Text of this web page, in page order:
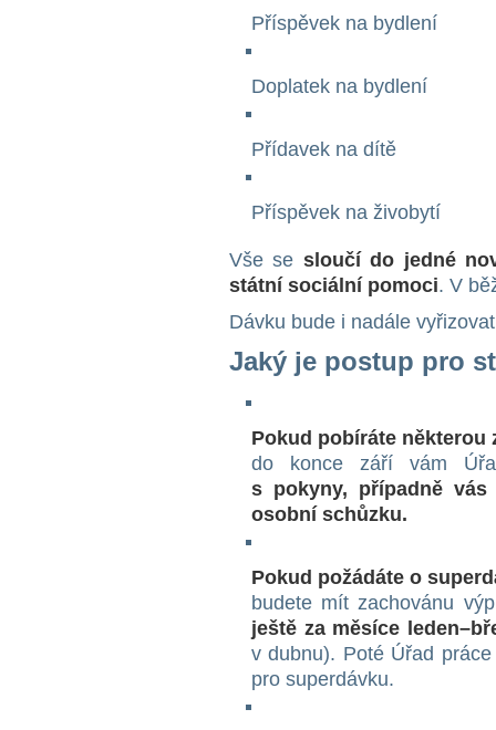
Příspěvek na bydlení
Doplatek na bydlení
Přídavek na dítě
Příspěvek na živobytí
Vše se sloučí do jedné
státní sociální pomoci. V
Dávku bude i nadále
Jaký je postup pro
Pokud pobíráte některou
do konce září vám
s pokyny, případně
osobní schůzku.
Pokud požádáte o
budete mít zachovánu
ještě za měsíce
v dubnu). Poté Úřad
pro superdávku.